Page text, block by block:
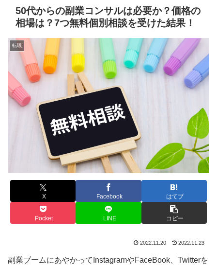
50代からの副業コンサルは必要か？価格の
相場は？7つ無料個別相談を受けた結果！
転職
X Facebook はてブ
Pocket LINE コピー
2022.11.20 2022.11.23
副業ブームにあやかってInstagramやFaceBook、Twitterを